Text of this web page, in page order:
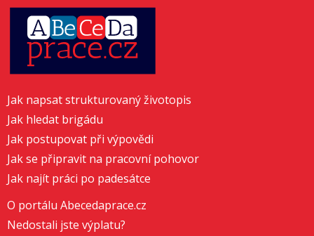
Jak napsat strukturovaný životopis
Jak hledat brigádu
Jak postupovat při výpovědi
Jak se připravit na pracovní pohovor
Jak najít práci po padesátce
O portálu Abecedaprace.cz
Nedostali jste výplatu?